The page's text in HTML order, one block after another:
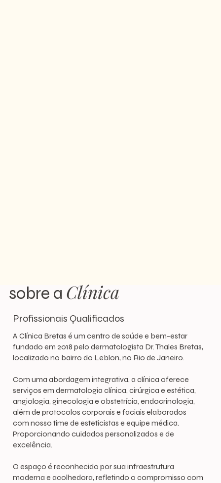
sobre a Clínica
Profissionais Qualificados
A Clínica Bretas é um centro de saúde e bem-estar
fundado em 2018 pelo dermatologista Dr. Thales Bretas,
localizado no bairro do Leblon, no Rio de Janeiro.
Com uma abordagem integrativa, a clínica oferece
serviços em dermatologia clínica, cirúrgica e estética,
angiologia, ginecologia e obstetrícia, endocrinologia,
além de protocolos corporais e faciais elaborados
com nosso time de esteticistas e equipe médica.
Proporcionando cuidados personalizados e de
excelência.
O espaço é reconhecido por sua infraestrutura
moderna e acolhedora, refletindo o compromisso com